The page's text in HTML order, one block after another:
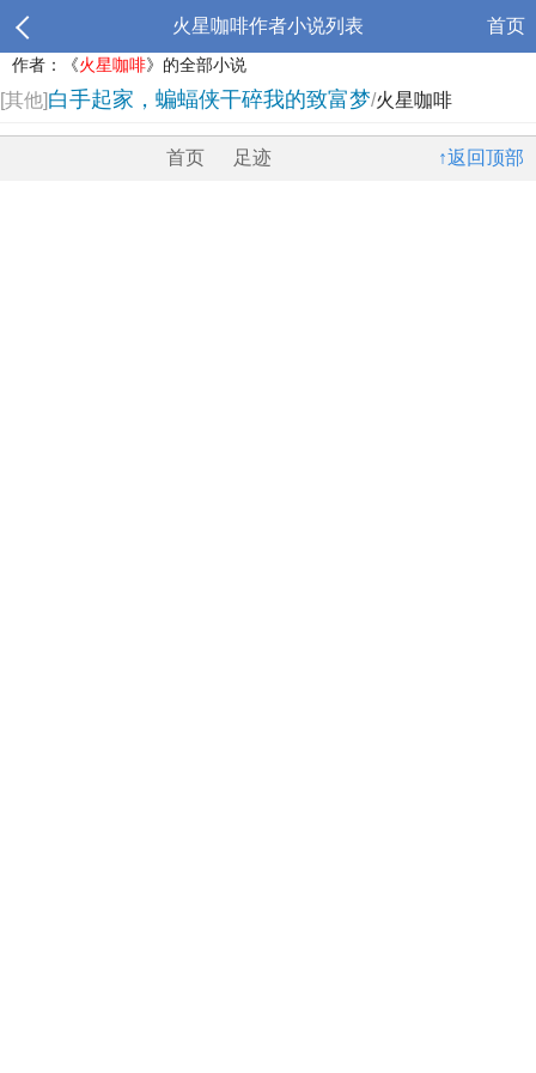
火星咖啡作者小说列表 首页
作者：《火星咖啡》的全部小说
[其他]白手起家，蝙蝠侠干碎我的致富梦/火星咖啡
↑返回顶部
首页 足迹